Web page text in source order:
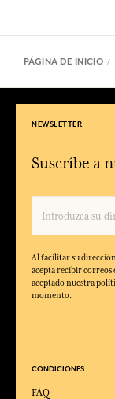
PÁGINA DE INICIO
NEWSLETTER
Suscríbe a
Al facilitar su
acepta recibir correos
aceptado nuestra
momento.
CONDICIONES
FAQ